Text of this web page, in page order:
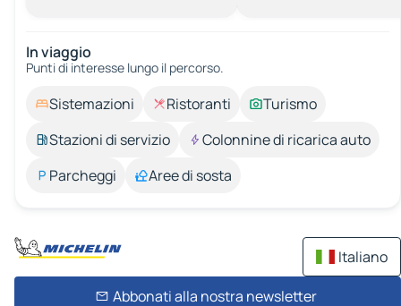
In viaggio
Punti di interesse lungo il percorso.
Sistemazioni Ristoranti
Turismo
Stazioni di servizio
Colonnine di ricarica auto
Parcheggi
Aree di sosta
Italiano
Abbonati alla nostra newsletter